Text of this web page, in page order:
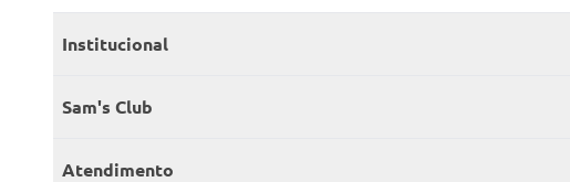
Institucional
Quem somos
Sam's Club
Seja sócio
Atendimento